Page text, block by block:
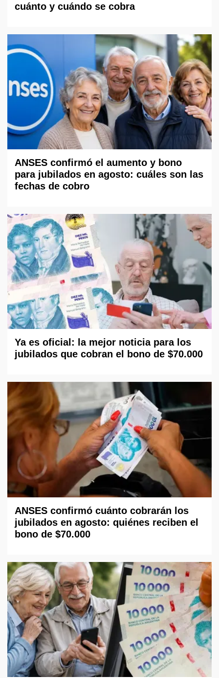
cuánto y cuándo se cobra
ANSES confirmó el aumento y bono
para jubilados en agosto: cuáles son las
fechas de cobro
Ya es oficial: la mejor noticia para los
jubilados que cobran el bono de $70.000
ANSES confirmó cuánto cobrarán los
jubilados en agosto: quiénes reciben el
bono de $70.000